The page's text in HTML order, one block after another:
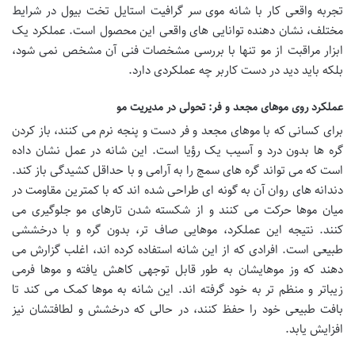
تجربه واقعی کار با شانه موی سر گرافیت استایل تخت بیول در شرایط
مختلف، نشان دهنده توانایی های واقعی این محصول است. عملکرد یک
ابزار مراقبت از مو تنها با بررسی مشخصات فنی آن مشخص نمی شود،
بلکه باید دید در دست کاربر چه عملکردی دارد.
عملکرد روی موهای مجعد و فر: تحولی در مدیریت مو
برای کسانی که با موهای مجعد و فر دست و پنجه نرم می کنند، باز کردن
گره ها بدون درد و آسیب یک رؤیا است. این شانه در عمل نشان داده
است که می تواند گره های سمج را به آرامی و با حداقل کشیدگی باز کند.
دندانه های روان آن به گونه ای طراحی شده اند که با کمترین مقاومت در
میان موها حرکت می کنند و از شکسته شدن تارهای مو جلوگیری می
کنند. نتیجه این عملکرد، موهایی صاف تر، بدون گره و با درخششی
طبیعی است. افرادی که از این شانه استفاده کرده اند، اغلب گزارش می
دهند که وز موهایشان به طور قابل توجهی کاهش یافته و موها فرمی
زیباتر و منظم تر به خود گرفته اند. این شانه به موها کمک می کند تا
بافت طبیعی خود را حفظ کنند، در حالی که درخشش و لطافتشان نیز
افزایش یابد.